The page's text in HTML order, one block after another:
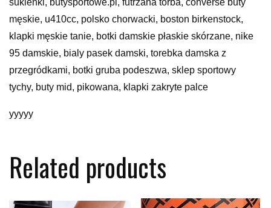
sukienki, butysportowe.pl, futrzana torba, converse buty
męskie, u410cc, polsko chorwacki, boston birkenstock,
klapki męskie tanie, botki damskie płaskie skórzane, nike
95 damskie, bialy pasek damski, torebka damska z
przegródkami, botki gruba podeszwa, sklep sportowy
tychy, buty mid, pikowana, klapki zakryte palce
yyyyy
Related products